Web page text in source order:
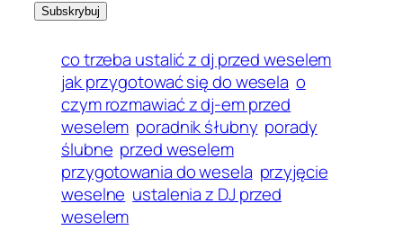
co trzeba ustalić z dj przed weselem
jak przygotować się do wesela o
czym rozmawiać z dj-em przed
weselem poradnik śłubny porady
ślubne przed weselem
przygotowania do wesela przyjęcie
weselne ustalenia z DJ przed
weselem